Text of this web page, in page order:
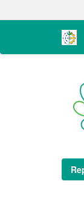
navigation